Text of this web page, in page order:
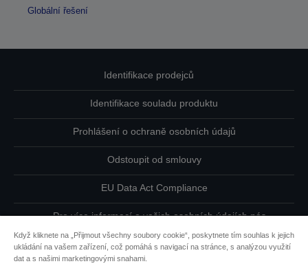
Globální řešení
Identifikace prodejců
Identifikace souladu produktu
Prohlášení o ochraně osobních údajů
Odstoupit od smlouvy
EU Data Act Compliance
Pro více informací o vašich osobních údajích nás
Informace o souborech cookie
Když kliknete na „Přijmout všechny soubory cookie“, poskytnete tím souhlas k jejich
ukládání na vašem zařízení, což pomáhá s navigací na stránce, s analýzou využití
dat a s našimi marketingovými snahami.